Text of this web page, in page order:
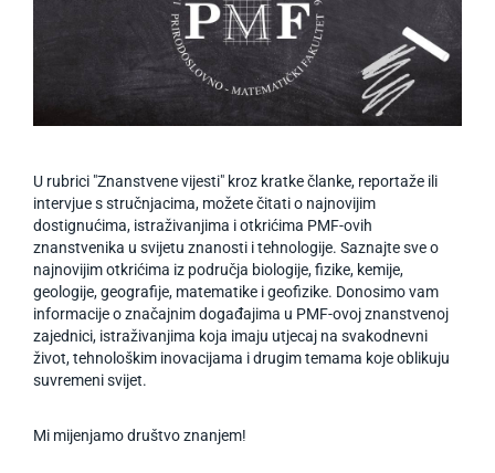
U rubrici "Znanstvene vijesti" kroz kratke članke, reportaže ili
intervjue s stručnjacima, možete čitati o najnovijim
dostignućima, istraživanjima i otkrićima PMF-ovih
znanstvenika u svijetu znanosti i tehnologije. Saznajte sve o
najnovijim otkrićima iz područja biologije, fizike, kemije,
geologije, geografije, matematike i geofizike. Donosimo vam
informacije o značajnim događajima u PMF-ovoj znanstvenoj
zajednici, istraživanjima koja imaju utjecaj na svakodnevni
život, tehnološkim inovacijama i drugim temama koje oblikuju
suvremeni svijet.
Mi mijenjamo društvo znanjem!